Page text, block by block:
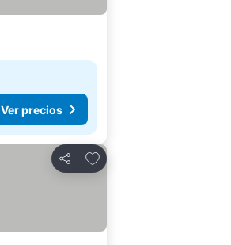
Ver precios
Compartir
Agregar a favoritos